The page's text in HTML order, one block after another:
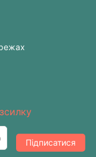
Підписатися